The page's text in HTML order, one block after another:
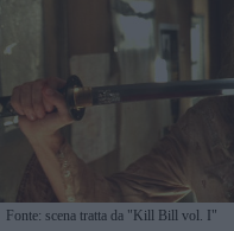
Fonte: scena tratta da "Kill Bill vol. I"